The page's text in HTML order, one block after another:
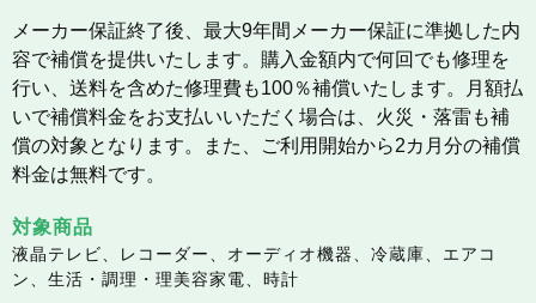
メーカー保証終了後、最大9年間メーカー保証に準拠した内
容で補償を提供いたします。購入金額内で何回でも修理を
行い、送料を含めた修理費も100％補償いたします。月額払
いで補償料金をお支払いいただく場合は、火災・落雷も補
償の対象となります。また、ご利用開始から2カ月分の補償
料金は無料です。
対象商品
液晶テレビ、レコーダー、オーディオ機器、冷蔵庫、エアコ
ン、生活・調理・理美容家電、時計